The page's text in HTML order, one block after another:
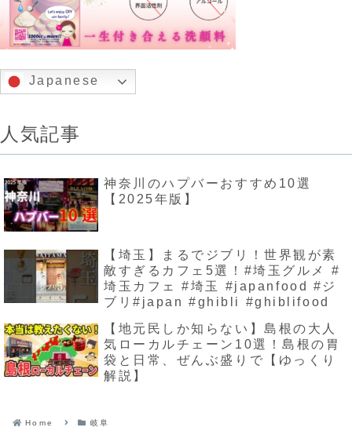
Japanese
人気記事
神奈川のハプバーおすすめ10選
【2025年版】
【埼玉】まるでジブリ！世界観が素
敵すぎるカフェ5選！#埼玉グルメ #
埼玉カフェ #埼玉 #japanfood #ジ
ブリ#japan #ghibli #ghiblifood
【地元民しか知らない】島根の大人
気ローカルチェーン10選！島根の胃
袋と日常、ぜんぶ盛りで【ゆっくり
解説】
Home 岐阜